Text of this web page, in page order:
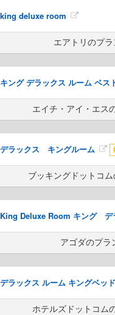
king deluxe room
エアトリのプ
キング デラックス ルーム ベス
エイチ・アイ・エス
デラックス キングルーム
ブッキングドットコ
King Deluxe Room キング デ
アゴダのプラ
デラックス ルーム キングベッ
ホテルズドットコム